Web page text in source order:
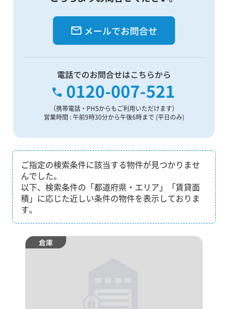
メールでお問合せ
電話でのお問合せはこちらから
0120-007-521
（携帯電話・PHSからもご利用いただけます）
営業時間 : 午前9時30分から午後6時まで (平日のみ)
ご指定の検索条件に該当する物件が見つかりませ
んでした。
以下、検索条件の「都道府県・エリア」「賃貸面
積」に応じた近しい条件の物件を表示しておりま
す。
倉庫